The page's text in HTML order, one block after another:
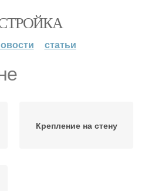
статьи
Крепление на стену